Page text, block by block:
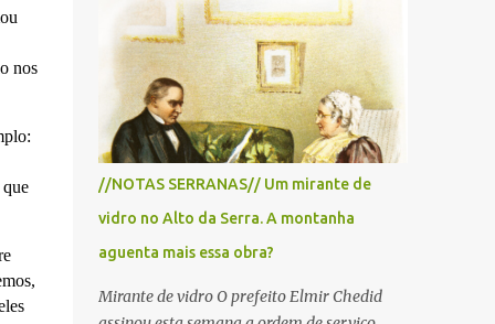
nos
realização do L'Étape Serra Negra by Tour
de France presented by Nubank.
Considerado o principal circuito de ciclismo
amador da América Latina, o evento reunirá
atletas de diferentes regiões do país e terá
percursos passando pelos municípios de
Serra Negra, Amparo, Monte Alegre do Sul,
Lindoia e Socorro. Para garantir a segurança
dos participantes e do público, diversos
trechos de rodovias e estradas da região
longo da prova. A largada será na Rua
//NOTAS SERRANAS// Um mirante de
vidro no Alto da Serra. A montanha
aguenta mais essa obra?
Mirante de vidro O prefeito Elmir Chedid